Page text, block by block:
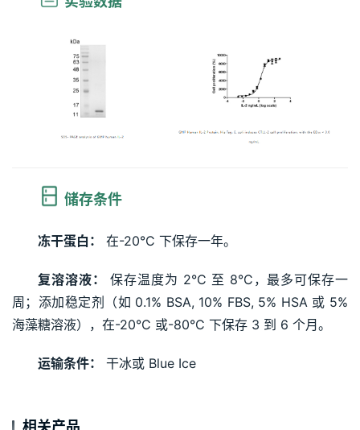
储存条件
冻干蛋白： 在-20°C 下保存一年。
复溶溶液：
保存温度为 2°C 至 8°C，最多可保存一
周；添加稳定剂（如 0.1% BSA, 10% FBS, 5% HSA 或 5%
海藻糖溶液），在-20°C 或-80°C 下保存 3 到 6 个月。
运输条件： 干冰或 Blue Ice
相关产品